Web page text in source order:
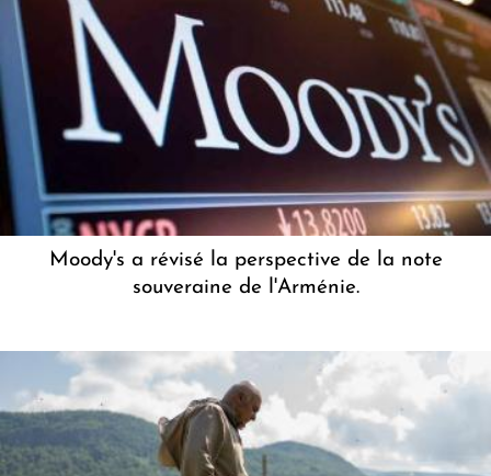
Moody's a révisé la perspective de la note
souveraine de l'Arménie.